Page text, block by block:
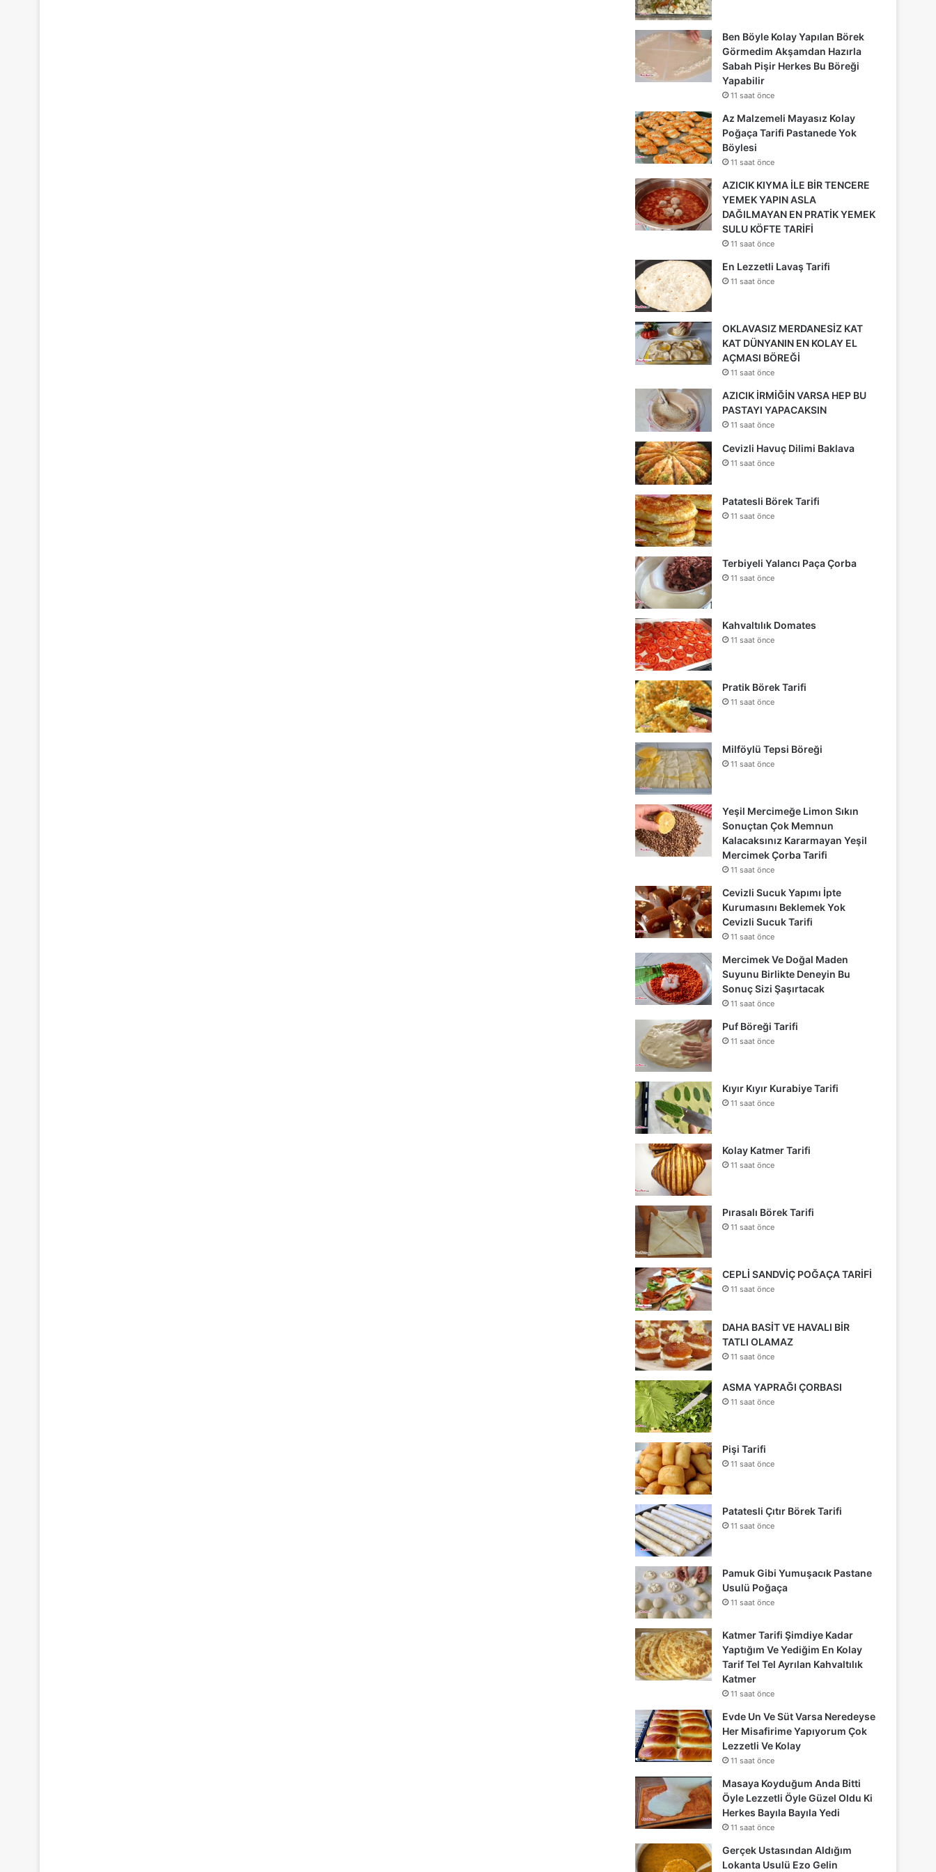
Ben Böyle Kolay Yapılan Börek
Görmedim Akşamdan Hazırla
Sabah Pişir Herkes Bu Böreği
Yapabilir
11 saat önce
Az Malzemeli Mayasız Kolay
Poğaça Tarifi Pastanede Yok
Böylesi
11 saat önce
AZICIK KIYMA İLE BİR TENCERE
YEMEK YAPIN ASLA
DAĞILMAYAN EN PRATİK YEMEK
SULU KÖFTE TARİFİ
11 saat önce
En Lezzetli Lavaş Tarifi
11 saat önce
OKLAVASIZ MERDANESİZ KAT
KAT DÜNYANIN EN KOLAY EL
AÇMASI BÖREĞİ
11 saat önce
AZICIK İRMİĞİN VARSA HEP BU
PASTAYI YAPACAKSIN
11 saat önce
Cevizli Havuç Dilimi Baklava
11 saat önce
Patatesli Börek Tarifi
11 saat önce
Terbiyeli Yalancı Paça Çorba
11 saat önce
Kahvaltılık Domates
11 saat önce
Pratik Börek Tarifi
11 saat önce
Milföylü Tepsi Böreği
11 saat önce
Yeşil Mercimeğe Limon Sıkın
Sonuçtan Çok Memnun
Kalacaksınız Kararmayan Yeşil
Mercimek Çorba Tarifi
11 saat önce
Cevizli Sucuk Yapımı İpte
Kurumasını Beklemek Yok
Cevizli Sucuk Tarifi
11 saat önce
Mercimek Ve Doğal Maden
Suyunu Birlikte Deneyin Bu
Sonuç Sizi Şaşırtacak
11 saat önce
Puf Böreği Tarifi
11 saat önce
Kıyır Kıyır Kurabiye Tarifi
11 saat önce
Kolay Katmer Tarifi
11 saat önce
Pırasalı Börek Tarifi
11 saat önce
CEPLİ SANDVİÇ POĞAÇA TARİFİ
11 saat önce
DAHA BASİT VE HAVALI BİR
TATLI OLAMAZ
11 saat önce
ASMA YAPRAĞI ÇORBASI
11 saat önce
Pişi Tarifi
11 saat önce
Patatesli Çıtır Börek Tarifi
11 saat önce
Pamuk Gibi Yumuşacık Pastane
Usulü Poğaça
11 saat önce
Katmer Tarifi Şimdiye Kadar
Yaptığım Ve Yediğim En Kolay
Tarif Tel Tel Ayrılan Kahvaltılık
Katmer
11 saat önce
Evde Un Ve Süt Varsa Neredeyse
Her Misafirime Yapıyorum Çok
Lezzetli Ve Kolay
11 saat önce
Masaya Koyduğum Anda Bitti
Öyle Lezzetli Öyle Güzel Oldu Ki
Herkes Bayıla Bayıla Yedi
11 saat önce
Gerçek Ustasından Aldığım
Lokanta Usulü Ezo Gelin